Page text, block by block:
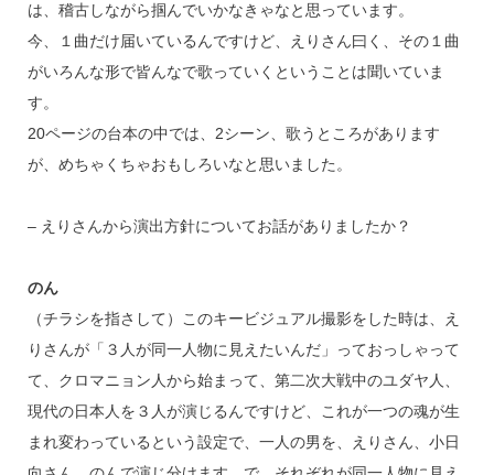
は、稽古しながら掴んでいかなきゃなと思っています。
今、１曲だけ届いているんですけど、えりさん曰く、その１曲
がいろんな形で皆んなで歌っていくということは聞いていま
す。
20ページの台本の中では、2シーン、歌うところがあります
が、めちゃくちゃおもしろいなと思いました。
– えりさんから演出方針についてお話がありましたか？
のん
（チラシを指さして）このキービジュアル撮影をした時は、え
りさんが「３人が同一人物に見えたいんだ」っておっしゃって
て、クロマニョン人から始まって、第二次大戦中のユダヤ人、
現代の日本人を３人が演じるんですけど、これが一つの魂が生
まれ変わっているという設定で、一人の男を、えりさん、小日